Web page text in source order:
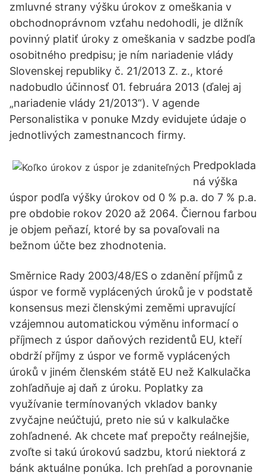
zmluvné strany výšku úrokov z omeškania v
obchodnoprávnom vzťahu nedohodli, je dlžník
povinný platiť úroky z omeškania v sadzbe podľa
osobitného predpisu; je ním nariadenie vlády
Slovenskej republiky č. 21/2013 Z. z., ktoré
nadobudlo účinnosť 01. februára 2013 (ďalej aj
„nariadenie vlády 21/2013“). V agende
Personalistika v ponuke Mzdy evidujete údaje o
jednotlivých zamestnancoch firmy.
Predpoklada
ná výška
úspor podľa výšky úrokov od 0 % p.a. do 7 % p.a.
pre obdobie rokov 2020 až 2064. Čiernou farbou
je objem peňazí, ktoré by sa povaľovali na
bežnom účte bez zhodnotenia.
Směrnice Rady 2003/48/ES o zdanění příjmů z
úspor ve formě vyplácených úroků je v podstatě
konsensus mezi členskými zeměmi upravující
vzájemnou automatickou výměnu informací o
příjmech z úspor daňových rezidentů EU, kteří
obdrží příjmy z úspor ve formě vyplácených
úroků v jiném členském státě EU než Kalkulačka
zohľadňuje aj daň z úroku. Poplatky za
využívanie termínovaných vkladov banky
zvyčajne neúčtujú, preto nie sú v kalkulačke
zohľadnené. Ak chcete mať prepočty reálnejšie,
zvoľte si takú úrokovú sadzbu, ktorú niektorá z
bánk aktuálne ponúka. Ich prehľad a porovnanie